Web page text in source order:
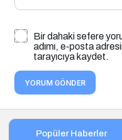
Bir dahaki sefere
adımı, e-posta
tarayıcıya kaydet.
YORUM GÖNDER
Popüler Haberler